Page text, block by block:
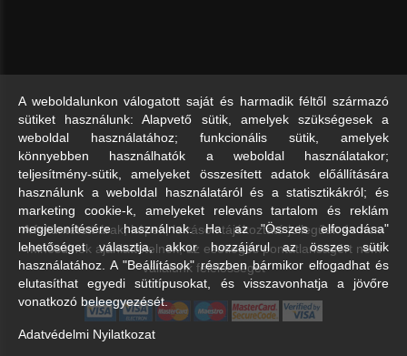
A feltüntetett árak, képek, leírások tájékoztató jellegűek és nem
minősülnek ajánlattételnek, az esetleges pontatlanságért nem
vállalunk felelősséget
A weboldalunkon válogatott saját és harmadik féltől származó
sütiket használunk: Alapvető sütik, amelyek szükségesek a
weboldal használatához; funkcionális sütik, amelyek
könnyebben használhatók a weboldal használatakor;
teljesítmény-sütik, amelyeket összesített adatok előállítására
használunk a weboldal használatáról és a statisztikákról; és
marketing cookie-k, amelyeket releváns tartalom és reklám
megjelenítésére használnak. Ha az "Összes elfogadása"
lehetőséget választja, akkor hozzájárul az összes sütik
használatához. A "Beállítások" részben bármikor elfogadhat és
elutasíthat egyedi sütitípusokat, és visszavonhatja a jövőre
vonatkozó beleegyezését.
Adatvédelmi Nyilatkozat